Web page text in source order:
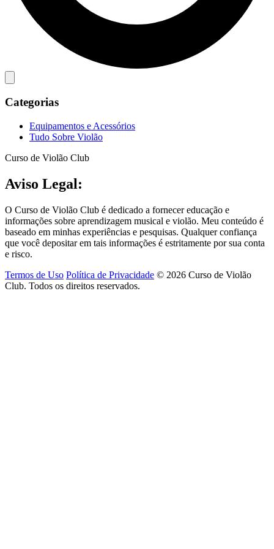
Categorias
Equipamentos e Acessórios
Tudo Sobre Violão
Curso de Violão Club
Aviso Legal:
O Curso de Violão Club é dedicado a fornecer educação e
informações sobre aprendizagem musical e violão. Meu conteúdo é
baseado em minhas experiências e pesquisas. Qualquer confiança
que você depositar em tais informações é estritamente por sua conta
e risco.
Termos de Uso Política de Privacidade © 2026 Curso de Violão
Club. Todos os direitos reservados.